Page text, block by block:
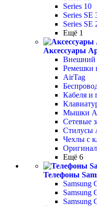
Series 10
Series SE
Series SE
Ещё 1
Аксессуары
Внешний
Ремешки
AirTag
Кабеля и
Мышки
Сетевые
Стилусы
Чехлы с
Ещё 6
Телефоны
Samsung
Samsung
Samsung